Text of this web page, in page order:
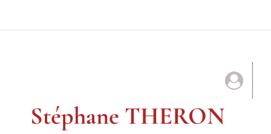
Stéphane THERON